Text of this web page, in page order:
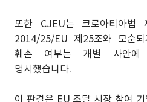
또한 CJEU는 크로아티아
2014/25/EU 제25조와 모순
훼손 여부는 개별 사안에
명시했습니다.
이 판결은 EU 조달 시장 참여